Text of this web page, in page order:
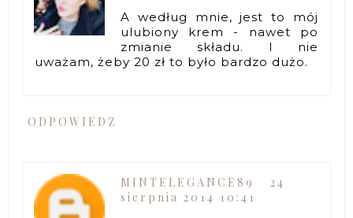
A według mnie, jest to mój
ulubiony krem - nawet po
zmianie składu. I nie
uważam, żeby 20 zł to było bardzo dużo.
ODPOWIEDZ
MINTELEGANCE89
24
sierpnia 2014 10:41